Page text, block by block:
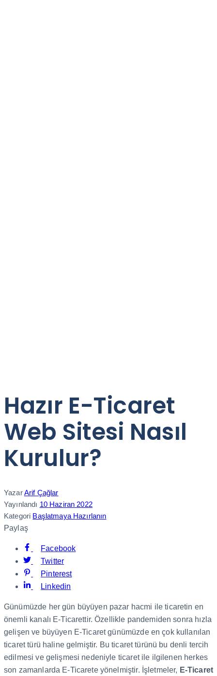
Hazır E-Ticaret
Web Sitesi Nasıl
Kurulur?
YazarArif Çağlar
Yayınlandı 10 Haziran 2022
Kategori Başlatmaya Hazırlanın
Paylaş
Facebook
Twitter
Pinterest
Linkedin
Günümüzde her gün büyüyen pazar hacmi ile ticaretin en
önemli kanalı E-Ticarettir. Özellikle pandemiden sonra hızla
gelişen ve büyüyen E-Ticaret günümüzde en çok kullanılan
ticaret türü haline gelmiştir. Bu ticaret türünü bu denli tercih
edilmesi ve gelişmesi nedeniyle ticaret ile ilgilenen herkes
son zamanlarda E-Ticarete yönelmiştir. İşletmeler, E-Ticaret